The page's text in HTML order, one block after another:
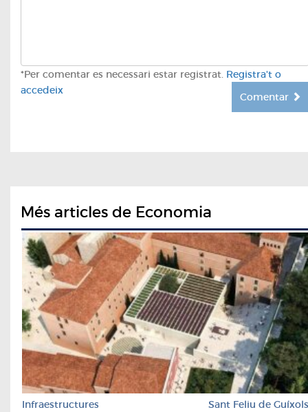
*Per comentar es necessari estar registrat. Registra't o
accedeix
Comentar
Més articles de Economia
Infraestructures Sant Feliu de Guíxols